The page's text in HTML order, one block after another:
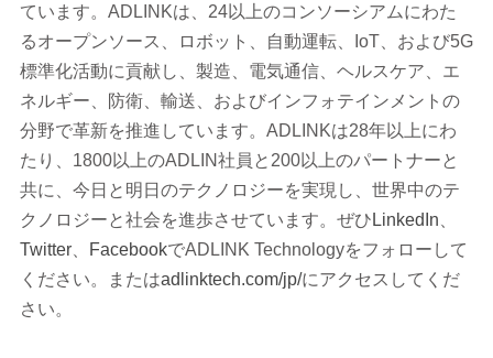
ています。ADLINKは、24以上のコンソーシアムにわた
るオープンソース、ロボット、自動運転、IoT、および5G
標準化活動に貢献し、製造、電気通信、ヘルスケア、エ
ネルギー、防衛、輸送、およびインフォテインメントの
分野で革新を推進しています。ADLINKは28年以上にわ
たり、1800以上のADLIN社員と200以上のパートナーと
共に、今日と明日のテクノロジーを実現し、世界中のテ
クノロジーと社会を進歩させています。ぜひ LinkedIn
Twitter、 FacebookでADLINK Technologyをフォローして
ください。またはadlinktech.com/jp/にアクセスしてくだ
さい。